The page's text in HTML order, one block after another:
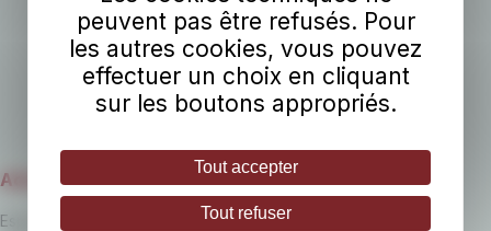
Adresse
Espace Nation
peuvent pas être refusés. Pour
les autres cookies, vous pouvez
effectuer un choix en cliquant
sur les boutons appropriés.
Tout accepter
Tout refuser